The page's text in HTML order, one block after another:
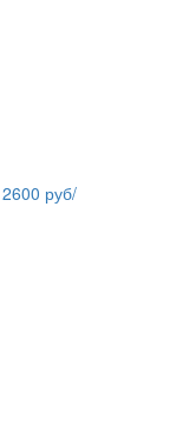
2600 руб/